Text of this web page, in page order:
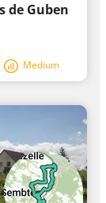
de Guben
Medium